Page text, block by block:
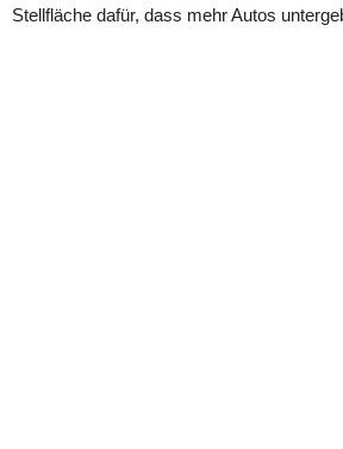
Stellfläche dafür, dass mehr Autos